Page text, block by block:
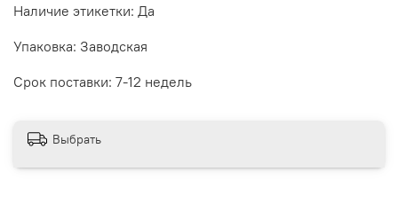
Наличие этикетки: Да
Упаковка: Заводская
Срок поставки: 7-12 недель
Выбрать